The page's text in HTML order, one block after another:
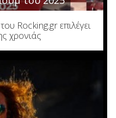
Rocking.gr επιλέγει
χρονιάς